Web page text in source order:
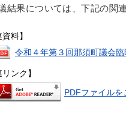
結果については、下記の関
資料】
令和４年第３回那須町議会
リンク】
PDFファイルを